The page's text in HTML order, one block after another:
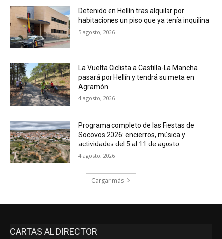
Detenido en Hellín tras alquilar por
habitaciones un piso que ya tenía inquilina
5 agosto, 2026
La Vuelta Ciclista a Castilla-La Mancha
pasará por Hellín y tendrá su meta en
Agramón
4 agosto, 2026
Programa completo de las Fiestas de
Socovos 2026: encierros, música y
actividades del 5 al 11 de agosto
4 agosto, 2026
Cargar más
CARTAS AL DIRECTOR